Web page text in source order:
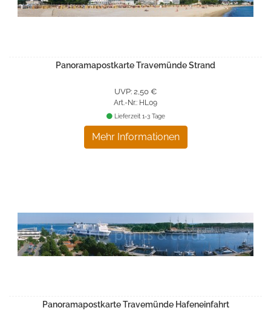
Panoramapostkarte Travemünde Strand
UVP: 2,50 €
Art.-Nr.: HL09
Mehr Informationen
Lieferzeit 1-3 Tage
Panoramapostkarte Travemünde Hafeneinfahrt